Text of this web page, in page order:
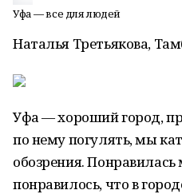
Уфа — все для людей
Наталья Третьякова,
Уфа — хороший город,
по нему погулять, мы
обозрения.
понравилось, что в